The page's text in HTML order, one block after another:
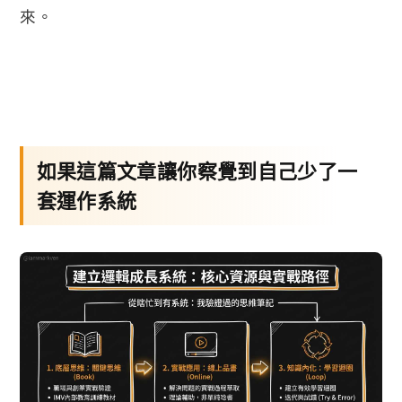
來。
如果這篇文章讓你察覺到自己少了一
套運作系統